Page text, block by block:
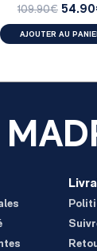
109.90€ 54.90
AJOUTER AU